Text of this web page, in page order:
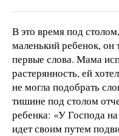
В это время под
маленький ребенок, он
первые слова. Мама
растерянность, ей
не могла подобрать
тишине под столом
ребенка: «У Господа
идет своим путем